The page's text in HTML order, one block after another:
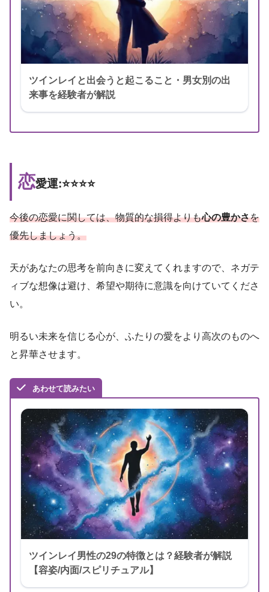
ツインレイと出会うと起こること・男女別の出
来事を経験者が解説
恋愛運:⭐️⭐️⭐️⭐️
今後の恋愛に関しては、物質的な損得よりも心の豊かさを
優先しましょう。
天があなたの思考を前向きに変えてくれますので、ネガテ
ィブな想像は避け、希望や期待に意識を向けていてくださ
い。
明るい未来を信じる心が、ふたりの愛をより高次のものへ
と昇華させます。
あわせて読みたい
ツインレイ男性の29の特徴とは？経験者が解説
【容姿/内面/スピリチュアル】